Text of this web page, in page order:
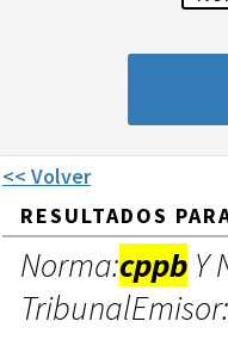
<< Volver
RESULTADOS
Norma:cppb Y